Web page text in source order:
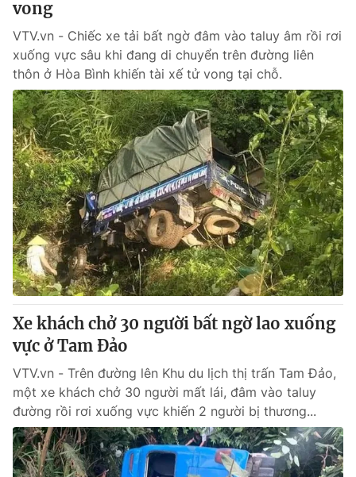
vong
VTV.vn - Chiếc xe tải bất ngờ đâm vào taluy âm rồi rơi
xuống vực sâu khi đang di chuyển trên đường liên
thôn ở Hòa Bình khiến tài xế tử vong tại chỗ.
Xe khách chở 30 người bất ngờ lao xuống
vực ở Tam Đảo
VTV.vn - Trên đường lên Khu du lịch thị trấn Tam Đảo,
một xe khách chở 30 người mất lái, đâm vào taluy
đường rồi rơi xuống vực khiến 2 người bị thương...